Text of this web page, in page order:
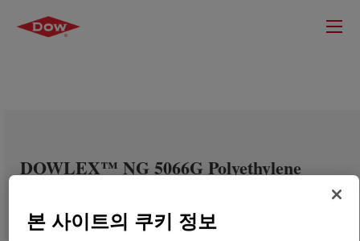
DOWLEX™ NG 5066G Polyethylene
본 사이트의 쿠키 정보